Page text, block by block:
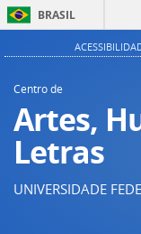
BRASIL
Centro de
Artes,
Letras
UNIVERSIDADE